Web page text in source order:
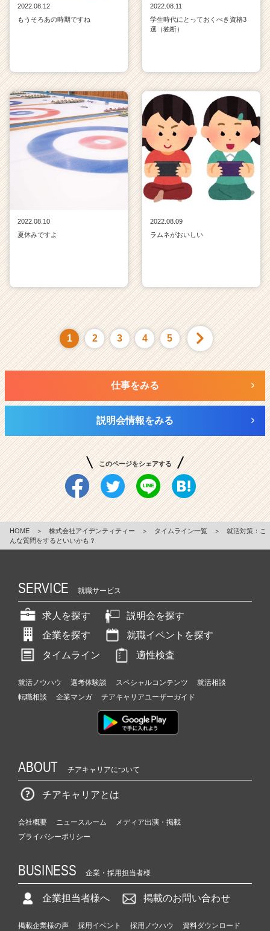
2022.08.12
もうそろあの時期ですね
2022.08.11
学生時代にとっておくべき資格3
選（独断）
2022.08.10
夏休みですよ
2022.08.09
ラムネがおいしい
1 2 3 4 5
仕事をみる
説明会情報をみる
このページをシェアする
HOME ＞ 株式会社アイデンティティー ＞ タイムライン一覧 ＞
就活対策：こ
んな質問をするといいかも？
SERVICE 就職サービス
求人を探す
説明会を探す
企業を探す
就職イベントを探す
タイムライン
適性検査
就活ノウハウ 選考体験談 スペシャルコンテンツ
就活相談
転職相談
企業マンガ チアキャリアユーザーガイド
ABOUT チアキャリアについて
チアキャリアとは
会社概要 ニュースルーム
メディア出演・掲載
プライバシーポリシー
BUSINESS 企業・採用担当者様
企業担当者様へ 掲載のお問い合わせ
掲載企業様の声 採用イベント 採用ノウハウ 資料ダウンロード